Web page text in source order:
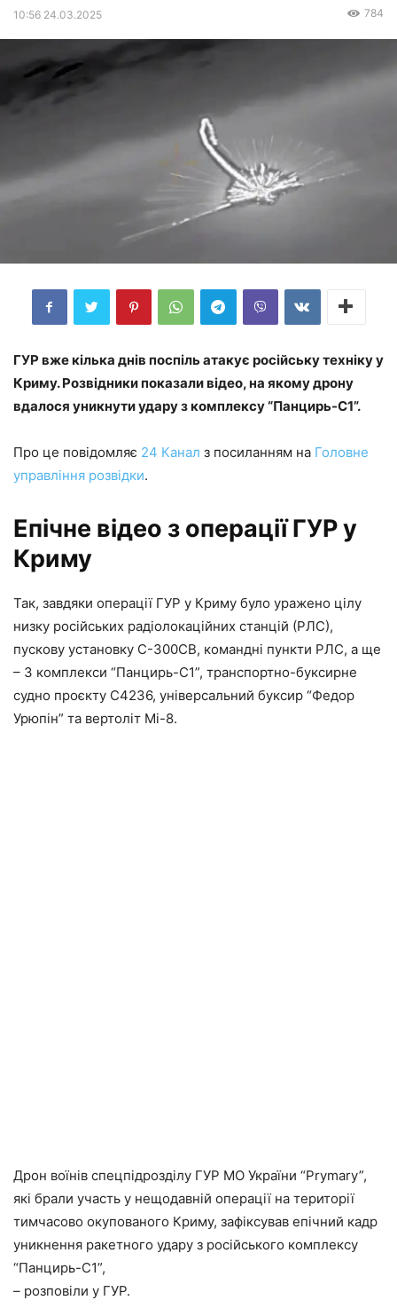
10:56 24.03.2025 784
ГУР вже кілька днів поспіль атакує російську техніку у
Криму. Розвідники показали відео, на якому дрону
вдалося уникнути удару з комплексу “Панцирь-С1”.
Про це повідомляє 24 Канал з посиланням на Головне
управління розвідки.
Епічне відео з операції ГУР у
Криму
Так, завдяки операції ГУР у Криму було уражено цілу
низку російських радіолокаційних станцій (РЛС),
пускову установку С-300СВ, командні пункти РЛС, а ще
– 3 комплекси “Панцирь-С1”, транспортно-буксирне
судно проєкту С4236, універсальний буксир “Федор
Урюпін” та вертоліт Мі-8.
Дрон воїнів спецпідрозділу ГУР МО України “Prymarу”,
які брали участь у нещодавній операції на території
тимчасово окупованого Криму, зафіксував епічний кадр
уникнення ракетного удару з російського комплексу
“Панцирь-С1”,
– розповіли у ГУР.